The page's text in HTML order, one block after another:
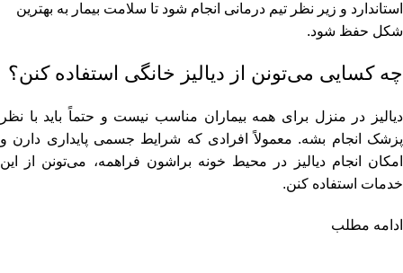
استاندارد و زیر نظر تیم درمانی انجام شود تا سلامت بیمار به بهترین
شکل حفظ شود.
چه کسایی می‌تونن از دیالیز خانگی استفاده کنن؟
دیالیز در منزل برای همه بیماران مناسب نیست و حتماً باید با نظر
پزشک انجام بشه. معمولاً افرادی که شرایط جسمی پایداری دارن و
امکان انجام دیالیز در محیط خونه براشون فراهمه، می‌تونن از این
خدمات استفاده کنن.
دیالیز خانگی بیشتر برای این افراد مناسبه:
ادامه مطلب